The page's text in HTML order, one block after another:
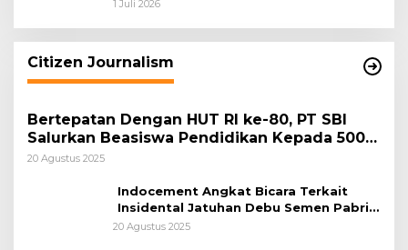
1 Juli 2026
Citizen Journalism
Bertepatan Dengan HUT RI ke-80, PT SBI
Salurkan Beasiswa Pendidikan Kepada 500
Pelajar
20 Agustus 2025
Indocement Angkat Bicara Terkait
Insidental Jatuhan Debu Semen Pabrik
Citeureup
20 Agustus 2025